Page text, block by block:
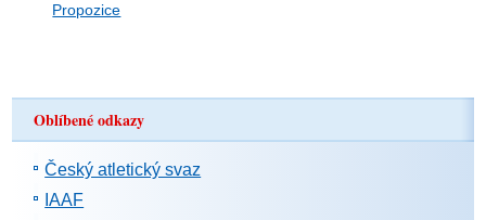
Propozice
Oblíbené odkazy
Český atletický svaz
IAAF